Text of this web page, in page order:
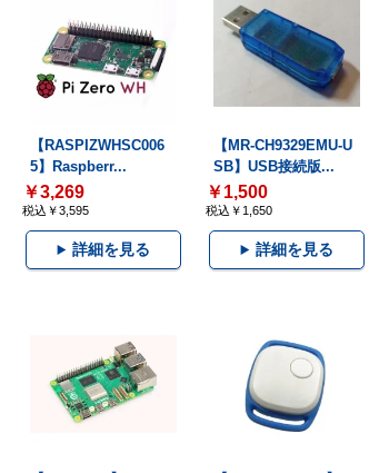
【RASPIZWHSC006
5】Raspberr...
￥3,269
税込￥3,595
詳細を見る
【MR-CH9329EMU-U
SB】USB接続版...
￥1,500
税込￥1,650
詳細を見る